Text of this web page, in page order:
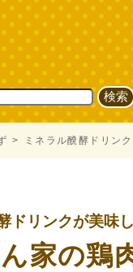
ミネラル醗酵ドリン
ドリンクが美味し
家の鶏